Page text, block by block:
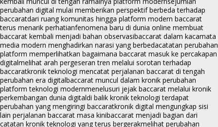
perubahan digital mulai memberikan perspektif berbeda terhadap
baccaratdari ruang komunitas hingga platform modern baccarat
terus menarik perhatianfenomena baru di dunia online membuat
baccarat kembali menjadi bahan observasibaccarat dalam kacamata
media modern menghadirkan narasi yang berbedacatatan perubahan
platform memperlihatkan bagaimana baccarat masuk ke percakapan
digitalmelihat arah pergeseran tren melalui sorotan terhadap
baccaratkronik teknologi mencatat perjalanan baccarat di tengah
perubahan era digitalbaccarat muncul dalam kronik perubahan
platform teknologi modernmenelusuri jejak baccarat melalui kronik
perkembangan dunia digitaldi balik kronik teknologi terdapat
perubahan yang mengiringi baccaratkronik digital mengungkap sisi
lain perjalanan baccarat masa kinibaccarat menjadi bagian dari
catatan kronik teknologi yang terus bergerakmelihat perubahan